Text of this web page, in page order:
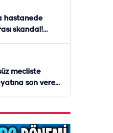
hastanede
skandal!
mecliste
son veren